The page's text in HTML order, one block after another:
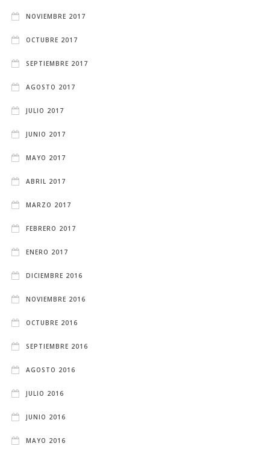
NOVIEMBRE 2017
OCTUBRE 2017
SEPTIEMBRE 2017
AGOSTO 2017
JULIO 2017
JUNIO 2017
MAYO 2017
ABRIL 2017
MARZO 2017
FEBRERO 2017
ENERO 2017
DICIEMBRE 2016
NOVIEMBRE 2016
OCTUBRE 2016
SEPTIEMBRE 2016
AGOSTO 2016
JULIO 2016
JUNIO 2016
MAYO 2016